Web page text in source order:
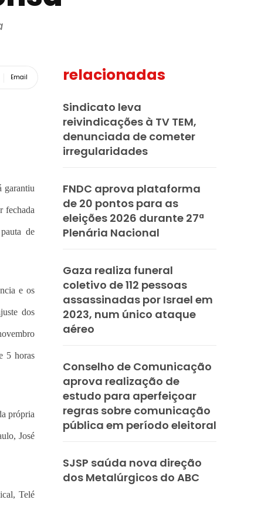
Email
garantiu
fechada
de
e os
dos
5 horas
própria
José
Telé
relacionadas
Sindicato leva
reivindicações à TV TEM,
denunciada de cometer
irregularidades
FNDC aprova plataforma
de 20 pontos para as
eleições 2026 durante 27ª
Plenária Nacional
Gaza realiza funeral
coletivo de 112 pessoas
assassinadas por Israel em
2023, num único ataque
aéreo
Conselho de Comunicação
aprova realização de
estudo para aperfeiçoar
regras sobre comunicação
pública em período eleitoral
SJSP saúda nova direção
dos Metalúrgicos do ABC